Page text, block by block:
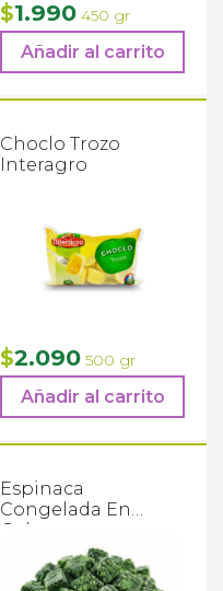
$1.990450 gr
Añadir al carrito
Choclo Trozo
Interagro
$2.090500 gr
Añadir al carrito
Espinaca
Congelada En
Cubos